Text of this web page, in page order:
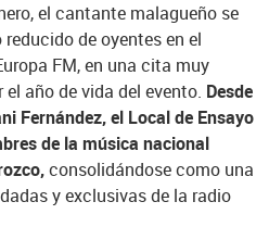
el cantante malagueño se
de oyentes en el
FM, en una cita muy
año de vida del evento. Desde
Fernández, el Local de Ensayo
de la música nacional
consolidándose como una
y exclusivas de la radio